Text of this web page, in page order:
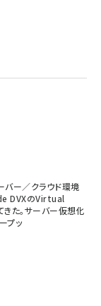
バー／クラウド環境
DVXのVirtual
た。サーバー仮想化
プッ